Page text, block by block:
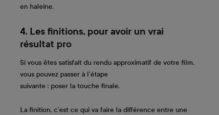
en haleine.
4. Les finitions, pour avoir un vrai
résultat pro
Si vous êtes satisfait du rendu approximatif de votre film,
vous pouvez passer à l’étape
suivante : poser la touche finale.
La finition, c’est ce qui va faire la différence entre une